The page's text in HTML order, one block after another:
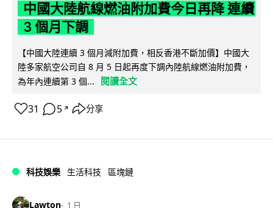
中國大陸航線燃油附加費今日再降 連續
3 個月下調
【中國大陸連續 3 個月減附加費，相反香港不斷加價】中國大
陸多家航空公司自 8 月 5 日起再度下調內陸航線燃油附加費，
為年內連續第 3 個...
閱讀全文
31 5 ↗ 分享
科技娛樂 生活科技 區塊鏈
Lawton 1 日